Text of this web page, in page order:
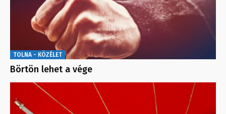
TOLNA - KÖZÉLET
Börtön lehet a vége